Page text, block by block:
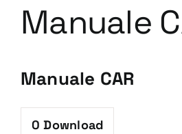
Manuale
Manuale CAR
0 Download